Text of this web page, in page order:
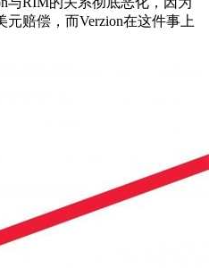
元赔偿，而Verzion在这件事上